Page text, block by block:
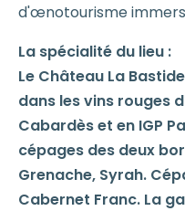
d'œnotourisme
La spécialité du lieu :
Le Château La
dans les vins rouges
Cabardès et en IGP
cépages des deux
Grenache, Syrah.
Cabernet Franc. La